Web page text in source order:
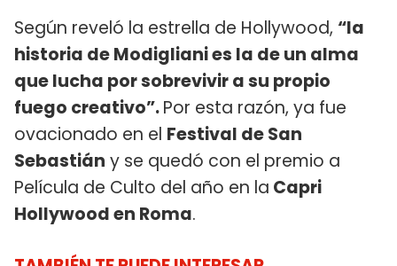
Según reveló la estrella de Hollywood, “la
historia de Modigliani es la de un alma
que lucha por sobrevivir a su propio
fuego creativo”.Por esta razón, ya fue
ovacionado en el Festival de San
Sebastián y se quedó con el premio a
Película de Culto del año en la Capri
Hollywood en Roma.